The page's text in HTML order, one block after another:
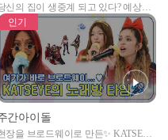
신의 집이 생중계 되고 있다? 예상치
한 곳에서 일어나는 불법촬영 범죄!
인기
간아이돌
장을 브로드웨이로 만든✨ KATSEYE